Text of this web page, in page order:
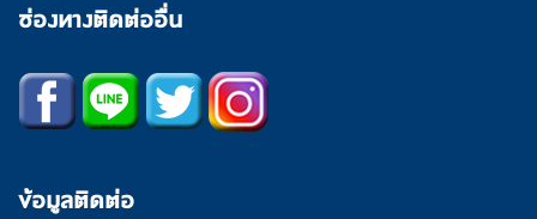
ช่องทางติดต่ออื่น
ข้อมูลติดต่อ